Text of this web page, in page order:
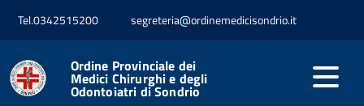
Tel.0342515200 segreteria@ordinemedicisondrio.it
Ordine Provinciale dei
Medici Chirurghi e degli
Odontoiatri di Sondrio